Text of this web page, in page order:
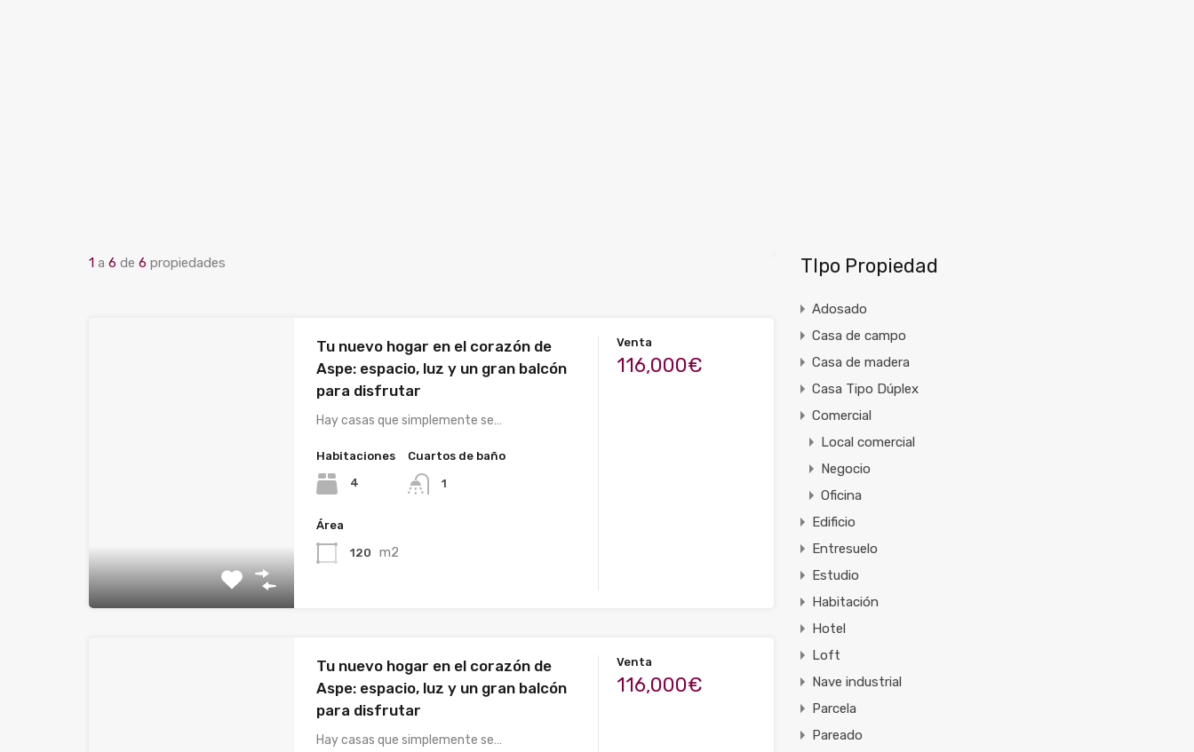
1 a 6 de 6 propiedades
Tu nuevo hogar en el corazón de
Aspe: espacio, luz y un gran balcón
para disfrutar
Hay casas que simplemente se…
Habitaciones
4
Cuartos de baño
1
Área
120 m2
Venta
116,000€
Tu nuevo hogar en el corazón de
Aspe: espacio, luz y un gran balcón
para disfrutar
Hay casas que simplemente se…
Venta
116,000€
TIpo Propiedad
Adosado
Casa de campo
Casa de madera
Casa Tipo Dúplex
Comercial
Local comercial
Negocio
Oficina
Edificio
Entresuelo
Estudio
Habitación
Hotel
Loft
Nave industrial
Parcela
Pareado